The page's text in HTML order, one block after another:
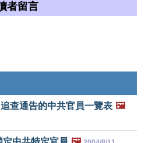
者留言
查通告的中共官員一覽表 🖼️